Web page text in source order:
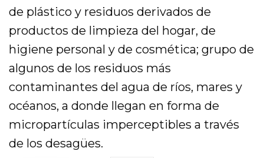
de plástico y residuos derivados de
productos de limpieza del hogar, de
higiene personal y de cosmética; grupo de
algunos de los residuos más
contaminantes del agua de ríos, mares y
océanos, a donde llegan en forma de
micropartículas imperceptibles a través
de los desagües.